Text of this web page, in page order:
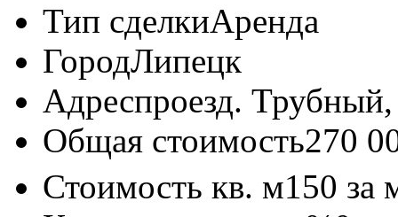
Тип сделкиАренда
ГородЛипецк
Адреспроезд.
Общая стоимость270
Стоимость кв. м150 за